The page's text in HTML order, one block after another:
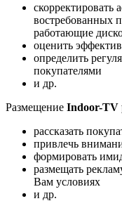
скорректировать
востребованных
работающие
оценить
определить
покупателями
и др.
Размещение Indoor-TV
рассказать
привлечь
формировать
размещать
Вам условиях
и др.